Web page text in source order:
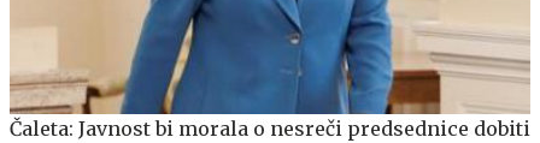
Čaleta: Javnost bi morala o nesreči predsednice dobiti